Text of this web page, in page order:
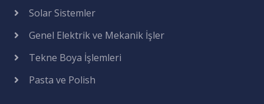
Solar Sistemler
Genel Elektrik ve Mekanik İşler
Tekne Boya İşlemleri
Pasta ve Polish